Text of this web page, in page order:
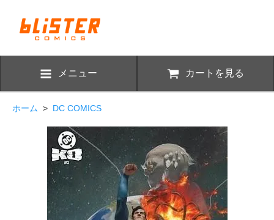
メニュー カートを見る
ホーム > DC COMICS